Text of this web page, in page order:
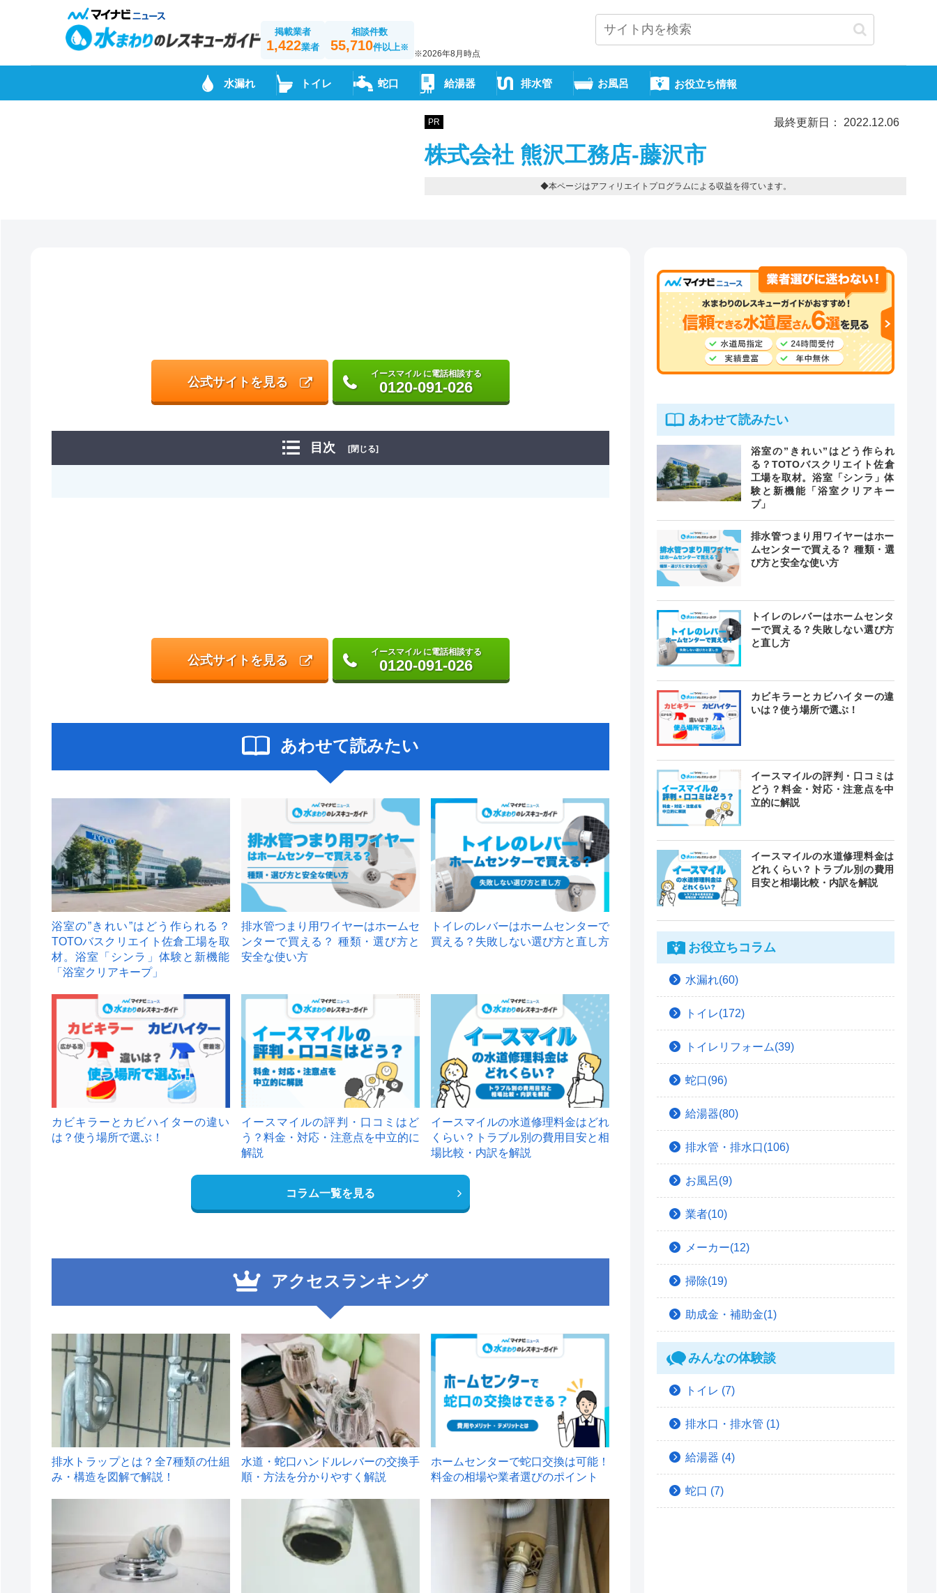
掲載業者
1,422業者
相談件数
55,710件以上※
※2026年8月時点
水漏れ トイレ 蛇口 給湯器 排水管 お風呂 お役立ち情報
PR 最終更新日： 2022.12.06
株式会社 熊沢工務店-藤沢市
◆本ページはアフィリエイトプログラムによる収益を得ています。
公式サイトを見る
イースマイル に電話相談する
0120-091-026
目次 [閉じる]
公式サイトを見る
イースマイル に電話相談する
0120-091-026
あわせて読みたい
浴室の”きれい”はどう作られる？
TOTOバスクリエイト佐倉工場を取
材。浴室「シンラ」体験と新機能
「浴室クリアキープ」
排水管つまり用ワイヤーはホームセ
ンターで買える？ 種類・選び方と
安全な使い方
トイレのレバーはホームセンターで
買える？失敗しない選び方と直し方
カビキラーとカビハイターの違い
は？使う場所で選ぶ！
イースマイルの評判・口コミはど
う？料金・対応・注意点を中立的に
解説
イースマイルの水道修理料金はどれ
くらい？トラブル別の費用目安と相
場比較・内訳を解説
コラム一覧を見る
アクセスランキング
1
排水トラップとは？全7種類の仕組
み・構造を図解で解説！
2
水道・蛇口ハンドルレバーの交換手
順・方法を分かりやすく解説
ホームセンターで蛇口交換は可能！
料金の相場や業者選びのポイント
あわせて読みたい
浴室の”きれい”はどう作られ
る？TOTOバスクリエイト佐倉
工場を取材。浴室「シンラ」体
験と新機能「浴室クリアキー
プ」
排水管つまり用ワイヤーはホー
ムセンターで買える？ 種類・選
び方と安全な使い方
トイレのレバーはホームセンタ
ーで買える？失敗しない選び方
と直し方
カビキラーとカビハイターの違
いは？使う場所で選ぶ！
イースマイルの評判・口コミは
どう？料金・対応・注意点を中
立的に解説
イースマイルの水道修理料金は
どれくらい？トラブル別の費用
目安と相場比較・内訳を解説
お役立ちコラム
水漏れ(60)
トイレ(172)
トイレリフォーム(39)
蛇口(96)
給湯器(80)
排水管・排水口(106)
お風呂(9)
業者(10)
メーカー(12)
掃除(19)
助成金・補助金(1)
みんなの体験談
トイレ (7)
排水口・排水管 (1)
給湯器 (4)
蛇口 (7)